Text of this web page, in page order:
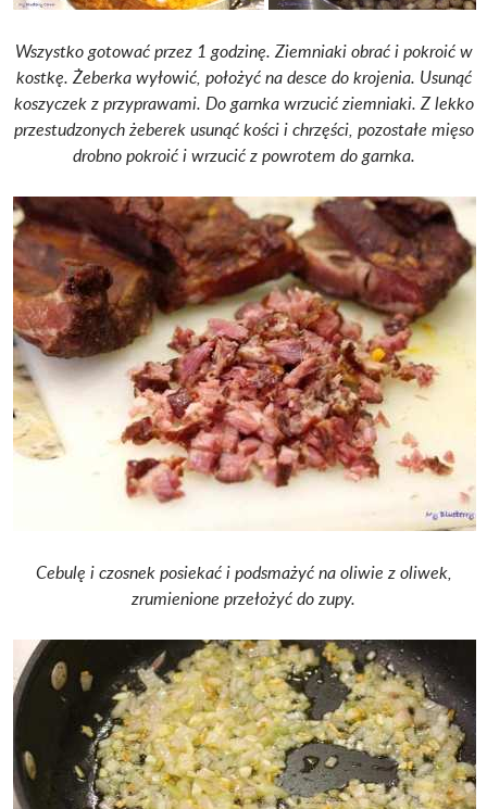
Wszystko gotować przez 1 godzinę. Ziemniaki obrać i pokroić w
kostkę.Żeberka wyłowić, położyć na desce do krojenia. Usunąć
koszyczek z przyprawami. Do garnka wrzucić ziemniaki.Z lekko
przestudzonych żeberek usunąć kości i chrzęści, pozostałe mięso
drobno pokroić i wrzucić z powrotem do garnka.
Cebulę i czosnek posiekać i podsmażyć na oliwie z oliwek,
zrumienione przełożyć do zupy.